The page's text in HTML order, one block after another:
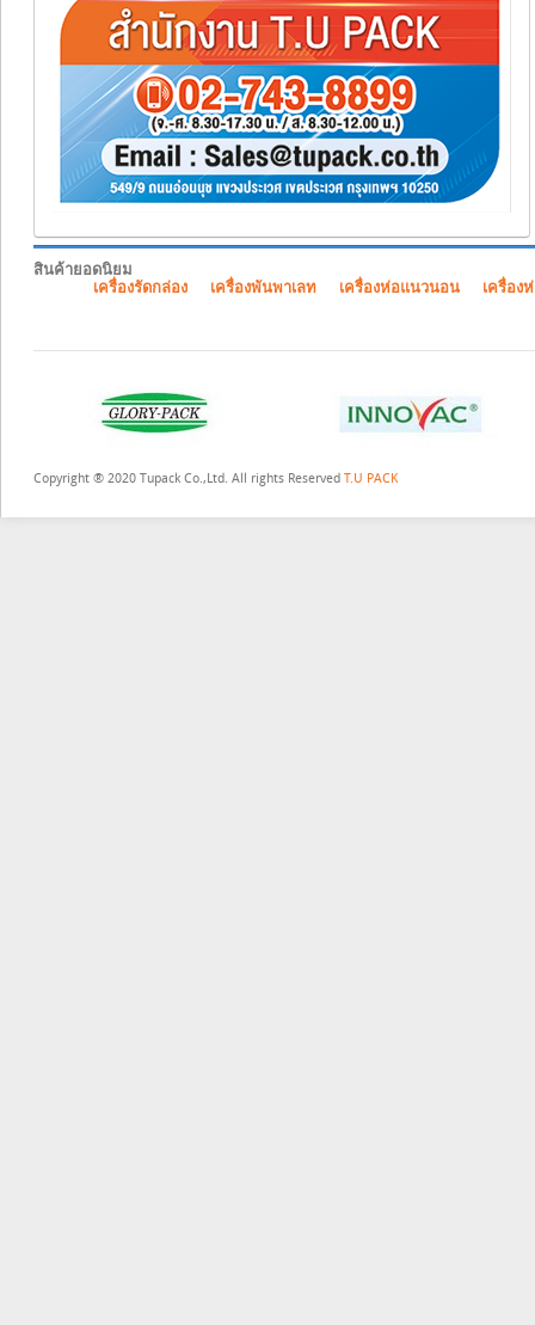
สินค้ายอดนิยม
เครื่องรัดกล่อง
เครื่องพันพาเลท เครื่องห่อแนวนอน เครื่อง
Copyright ® 2020 Tupack Co.,Ltd. All rights Reserved T.U PACK